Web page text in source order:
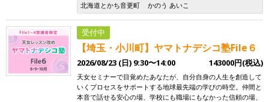
北海道とかち音更町 かのう あいこ
受付中
【埼玉・小川町】ヤマトナデシコ塾File６
2026/08/23 (日) 9:30〜14:00 143000円(税込)
天女セミナーで目覚めたあなたが、自分自身の人生を創造して
いくプロセスをサポートする地球最先端の学びの時空。仲間と
本音で話せる安心の場、学校にも職場にもなかった信頼の場、